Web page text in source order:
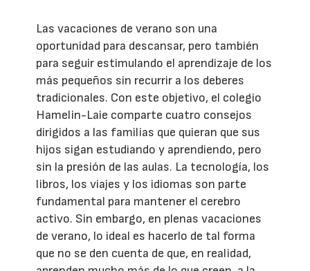
Las vacaciones de verano son una
oportunidad para descansar, pero también
para seguir estimulando el aprendizaje de los
más pequeños sin recurrir a los deberes
tradicionales. Con este objetivo, el colegio
Hamelin-Laie comparte cuatro consejos
dirigidos a las familias que quieran que sus
hijos sigan estudiando y aprendiendo, pero
sin la presión de las aulas. La tecnología, los
libros, los viajes y los idiomas son parte
fundamental para mantener el cerebro
activo. Sin embargo, en plenas vacaciones
de verano, lo ideal es hacerlo de tal forma
que no se den cuenta de que, en realidad,